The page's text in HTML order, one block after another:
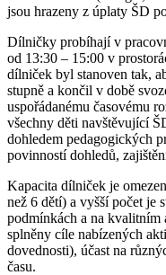
jsou hrazeny z úplaty ŠD
Dílničky probíhají v
od 13:30 – 15:00 v
dílniček byl stanoven tak,
stupně a končil v době
uspořádanému časovému
všechny děti navštěvující
dohledem pedagogických
povinností dohledů,
Kapacita dílniček je
než 6 dětí) a vyšší počet je
podmínkách a na
splněny cíle nabízených
dovednosti), účast na
času.